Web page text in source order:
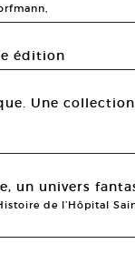
édition
Une
un univers
de l’Hôpital